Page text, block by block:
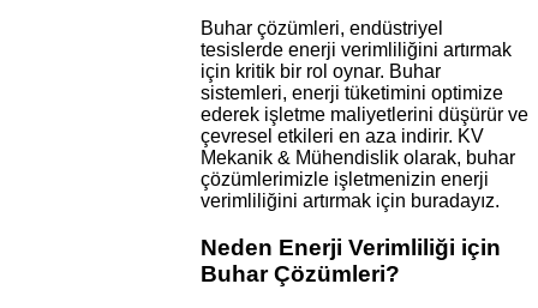
Buhar çözümleri, endüstriyel
tesislerde enerji verimliliğini artırmak
için kritik bir rol oynar. Buhar
sistemleri, enerji tüketimini optimize
ederek işletme maliyetlerini düşürür ve
çevresel etkileri en aza indirir. KV
Mekanik & Mühendislik olarak, buhar
çözümlerimizle işletmenizin enerji
verimliliğini artırmak için buradayız.
Neden Enerji Verimliliği için
Buhar Çözümleri?